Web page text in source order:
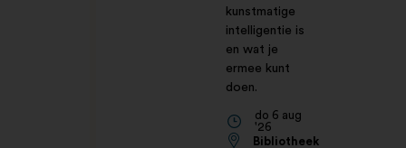
kunstmatige
intelligentie is
en wat je
ermee kunt
doen.
do 6 aug
'26
Bibliotheek